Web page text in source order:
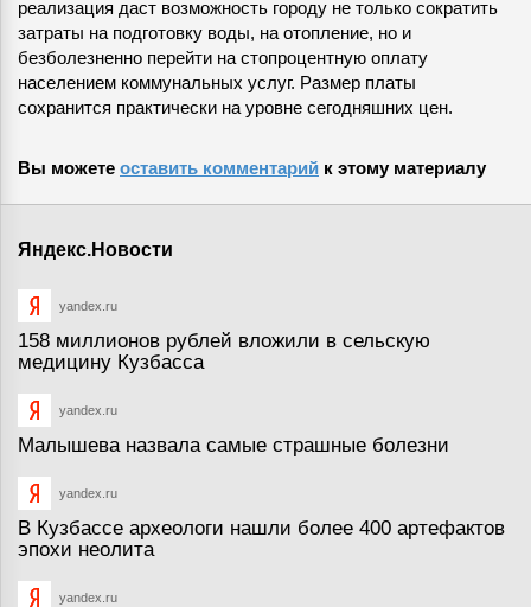
реализация даст возможность городу не только сократить
затраты на подготовку воды, на отопление, но и
безболезненно перейти на стопроцентную оплату
населением коммунальных услуг. Размер платы
сохранится практически на уровне сегодняшних цен.
Вы можете оставить комментарий к этому материалу
Яндекс.Новости
yandex.ru
158 миллионов рублей вложили в сельскую
медицину Кузбасса
yandex.ru
Малышева назвала самые страшные болезни
yandex.ru
В Кузбассе археологи нашли более 400 артефактов
эпохи неолита
yandex.ru